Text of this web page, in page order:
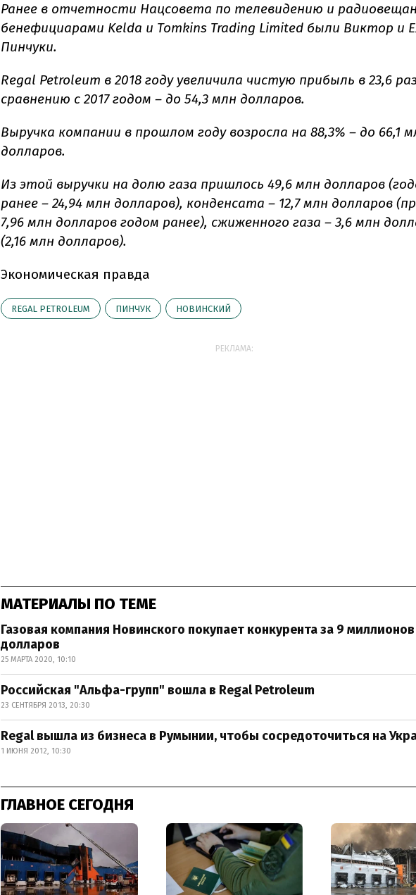
Ранее в отчетности Нацсовета по телевидению и
бенефициарами Kelda и Tomkins Trading Limited были Виктор и
Пинчуки.
Regal Petroleum в 2018 году увеличила чистую прибыль в 23,6
сравнению с 2017 годом – до 54,3 млн долларов.
Выручка компании в прошлом году возросла на 88,3% – до 66,1
долларов.
Из этой выручки на долю газа пришлось 49,6 млн долларов
ранее – 24,94 млн долларов), конденсата – 12,7 млн долларов
7,96 млн долларов годом ранее), сжиженного газа – 3,6 млн
(2,16 млн долларов).
Экономическая правда
REGAL PETROLEUM ПИНЧУК НОВИНСКИЙ
РЕКЛАМА:
МАТЕРИАЛЫ ПО ТЕМЕ
Газовая компания Новинского покупает конкурента за 9 миллионов
долларов
25 МАРТА 2020, 10:10
Российская "Альфа-групп" вошла в Regal Petroleum
23 СЕНТЯБРЯ 2013, 20:30
Regal вышла из бизнеса в Румынии, чтобы сосредоточиться на
1 ИЮНЯ 2012, 10:30
ГЛАВНОЕ СЕГОДНЯ